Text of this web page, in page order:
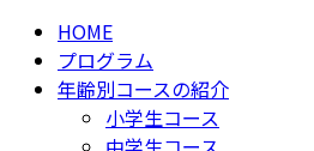
HOME
プログラム
年齢別コースの紹介
小学生コース